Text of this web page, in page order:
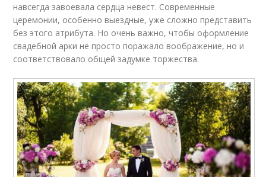
навсегда завоевала сердца невест. Современные
церемонии, особенно выездные, уже сложно представить
без этого атрибута. Но очень важно, чтобы оформление
свадебной арки не просто поражало воображение, но и
соответствовало общей задумке торжества.